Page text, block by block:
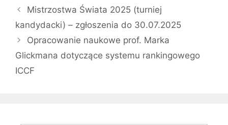
Mistrzostwa Świata 2025 (turniej
kandydacki) – zgłoszenia do 30.07.2025
Opracowanie naukowe prof. Marka
Glickmana dotyczące systemu rankingowego
ICCF